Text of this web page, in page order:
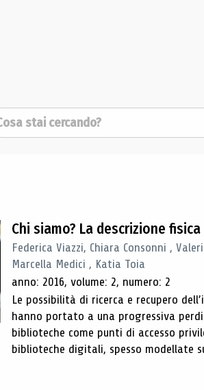
ricerca
Chi siamo? La descrizione
Federica Viazzi, Chiara Consonni ,
Marcella Medici , Katia Toia
anno: 2016, volume: 2, numero: 2
Le possibilità di ricerca e recupero
hanno portato a una progressiva
biblioteche come punti di accesso
biblioteche digitali, spesso modellate